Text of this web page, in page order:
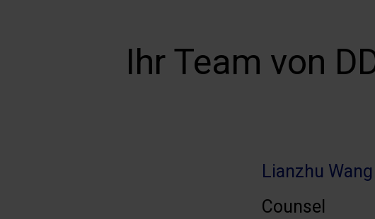
Ihr Team von
Lianzhu Wang
Counsel